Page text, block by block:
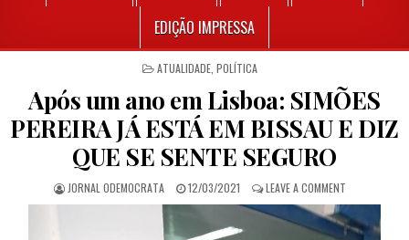
EDIÇÃO IMPRESSA
POSTED IN
ATUALIDADE POLÍTICA
Após um ano em Lisboa: SIMÕES
PEREIRA JÁ ESTÁ EM BISSAU E DIZ
QUE SE SENTE SEGURO
AUTHOR:
JORNAL ODEMOCRATA PUBLISHED DATE:
12/03/2021 LEAVE A COMMENT